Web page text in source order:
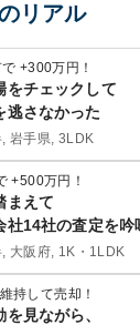
リアル
+300万円！
をチェックして
逃さなかった
岩手県, 3LDK
+500万円！
まえて
社14社の査定を吟
大阪府, 1K・1LDK
持して売却！
見ながら、